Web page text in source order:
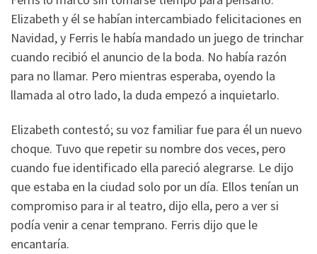
Elizabeth y él se habían intercambiado felicitaciones en
Navidad, y Ferris le había mandado un juego de trinchar
cuando recibió el anuncio de la boda. No había razón
para no llamar. Pero mientras esperaba, oyendo la
llamada al otro lado, la duda empezó a inquietarlo.
Elizabeth contestó; su voz familiar fue para él un nuevo
choque. Tuvo que repetir su nombre dos veces, pero
cuando fue identificado ella pareció alegrarse. Le dijo
que estaba en la ciudad solo por un día. Ellos tenían un
compromiso para ir al teatro, dijo ella, pero a ver si
podía venir a cenar temprano. Ferris dijo que le
encantaría.